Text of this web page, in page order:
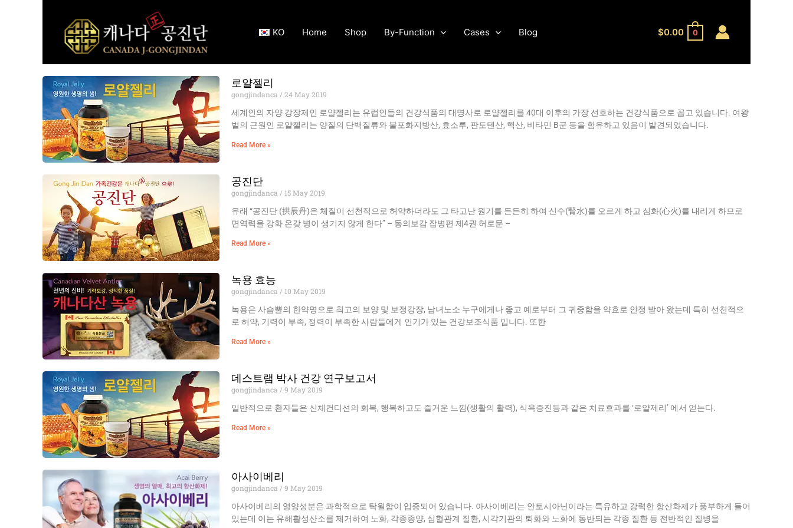
KO Home Shop By-Function Cases Blog $0.00 0
로얄젤리
gongjindanca
24 May 2019
세계인의 자양 강장제인 로얄젤리는 유럽인들의 건강식품의 대명사로 로얄젤리를 40대 이후의 가장 선호하는 건강식품으로 꼽고 있습니다. 여왕
벌의 근원인 로얄젤리는 양질의 단백질류와 불포화지방산, 효소루, 판토텐산, 핵산, 비타민 B군 등을 함유하고 있음이 발견되었습니다.
Read More »
공진단
gongjindanca
15 May 2019
유래 “공진단 (拱辰丹)은 체질이 선천적으로 허약하더라도 그 타고난 원기를 든든히 하여 신수(腎水)를 오르게 하고 심화(心火)를 내리게 하므로
면역력을 강화 온갖 병이 생기지 않게 한다” – 동의보감 잡병편 제4권 허로문 –
Read More »
녹용 효능
gongjindanca
10 May 2019
녹용은 사슴뿔의 한약명으로 최고의 보양 및 보정강장, 남녀노소 누구에게나 좋고 예로부터 그 귀중함을 약효로 인정 받아 왔는데 특히 선천적으
로 허약, 기력이 부족, 정력이 부족한 사람들에게 인기가 있는 건강보조식품 입니다. 또한
Read More »
데스트램 박사 건강 연구보고서
gongjindanca
9 May 2019
일반적으로 환자들은 신체컨디션의 회복, 행복하고도 즐거운 느낌(생활의 활력), 식욕증진등과 같은 치료효과를 ‘로얄제리’ 에서 얻는다.
Read More »
아사이베리
gongjindanca
9 May 2019
아사이베리의 영양성분은 과학적으로 탁월함이 입증되어 있습니다. 아사이베리는 안토시아닌이라는 특유하고 강력한 항산화제가 풍부하게 들어
있는데 이는 유해활성산소를 제거하여 노화, 각종종양, 심혈관계 질환, 시각기관의 퇴화와 노화에 동반되는 각종 질환 등 전반적인 질병을